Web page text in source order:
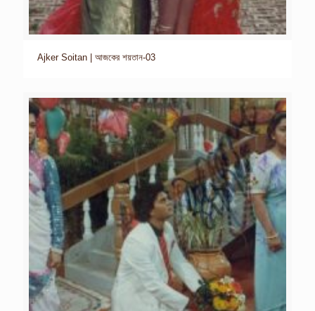
Ajker Soitan | আজকের শয়তান-03